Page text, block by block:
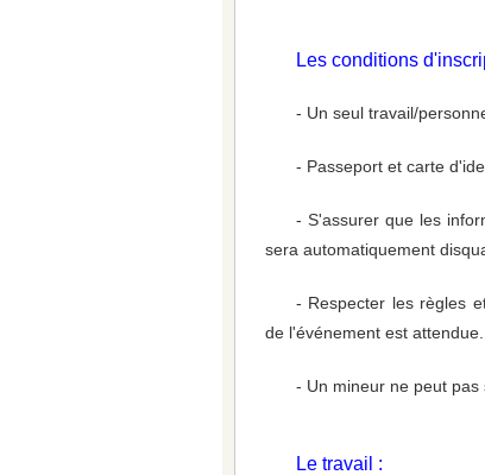
Les conditions
- Un seul travail/
- Passeport et carte
- S'assurer que les
sera automatiquement
- Respecter les règles
de l'événement est
- Un mineur ne peut
Le travail :